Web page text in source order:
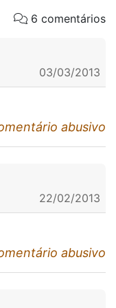
6 comentários
03/03/2013
abusivo
22/02/2013
abusivo